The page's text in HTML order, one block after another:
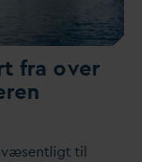
fra over
væsentligt til